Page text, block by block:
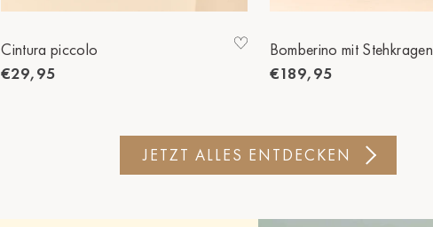
Cintura piccolo
€29,95
Bomberino mit Stehkragen
€189,95
JETZT ALLES ENTDECKEN